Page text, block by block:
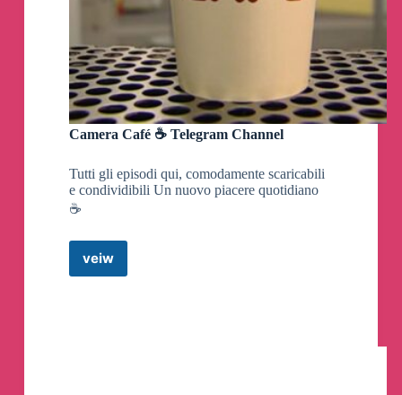
Camera Café ☕️ Telegram Channel
Tutti gli episodi qui, comodamente scaricabili
e condividibili Un nuovo piacere quotidiano
☕️
veiwCamera